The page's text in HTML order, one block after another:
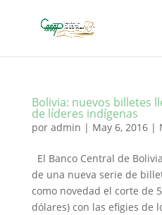
Bolivia: nuevos billetes
de líderes indígenas
por admin | May 6, 2016|
El Banco Central de
de una nueva serie de
como novedad el corte de
dólares) con las efigies de